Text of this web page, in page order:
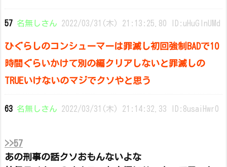
57 名無しさん 2022/03/31(木) 21:13:25.80 ID:uHuGlnUMd
ひぐらしのコンシューマーは罪滅し初回強制BADで10
時間ぐらいかけて別の編クリアしないと罪滅しの
TRUEいけないのマジでクソやと思う
63 名無しさん 2022/03/31(木) 21:14:32.33 ID:8usaiHwr0
>>57
あの刑事の話クソおもんないよな